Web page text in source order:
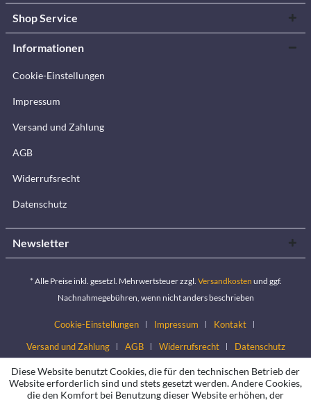
Shop Service
Informationen
Cookie-Einstellungen
Impressum
Versand und Zahlung
AGB
Widerrufsrecht
Datenschutz
Newsletter
* Alle Preise inkl. gesetzl. Mehrwertsteuer zzgl. Versandkosten und ggf.
Nachnahmegebühren, wenn nicht anders beschrieben
Cookie-Einstellungen Impressum
Kontakt
Versand und Zahlung
AGB Widerrufsrecht Datenschutz
Diese Website benutzt Cookies, die für den technischen Betrieb der
Website erforderlich sind und stets gesetzt werden. Andere Cookies,
die den Komfort bei Benutzung dieser Website erhöhen, der